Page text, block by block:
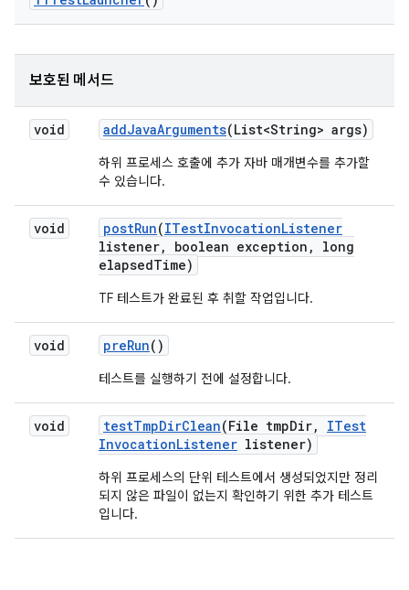
보호된 메서드
void addJavaArguments(List<String> args)
하위 프로세스 호출에 추가 자바 매개변수를 추가할
수 있습니다.
void postRun(ITestInvocationListener
listener, boolean exception ,
long
elapsedTime)
TF 테스트가 완료된 후 취할 작업입니다.
void preRun()
테스트를 실행하기 전에 설정합니다.
void testTmpDirClean(File tmpDir,
ITest
InvocationListener listener)
하위 프로세스의 단위 테스트에서 생성되었지만 정리
되지 않은 파일이 없는지 확인하기 위한 추가 테스트
입니다.